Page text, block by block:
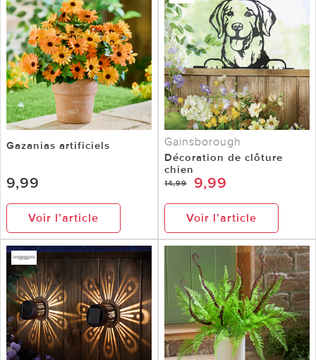
Gazanias artificiels
9,99
Voir l’article
Gainsborough
Décoration de clôture
chien
14,99 9,99
Voir l’article